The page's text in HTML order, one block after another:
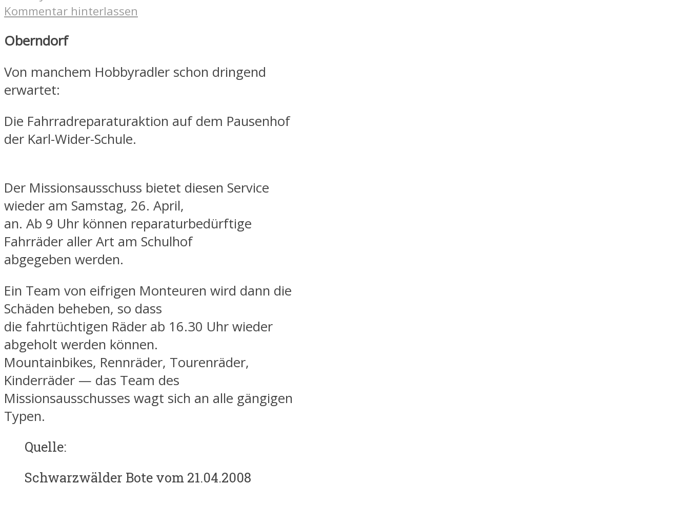
Kommentar hinterlassen
Oberndorf
Von manchem Hobbyradler schon dringend
erwartet:
Die Fahrradreparaturaktion auf dem Pausenhof
der Karl-Wider-Schule.
Der Missionsausschuss bietet diesen Service
wieder am Samstag, 26. April,
an. Ab 9 Uhr können reparaturbedürftige
Fahrräder aller Art am Schulhof
abgegeben werden.
Ein Team von eifrigen Monteuren wird dann die
Schäden beheben, so dass
die fahrtüchtigen Räder ab 16.30 Uhr wieder
abgeholt werden können.
Mountainbikes, Rennräder, Tourenräder,
Kinderräder — das Team des
Missionsausschusses wagt sich an alle gängigen
Typen.
Quelle:
Schwarzwälder Bote vom 21.04.2008